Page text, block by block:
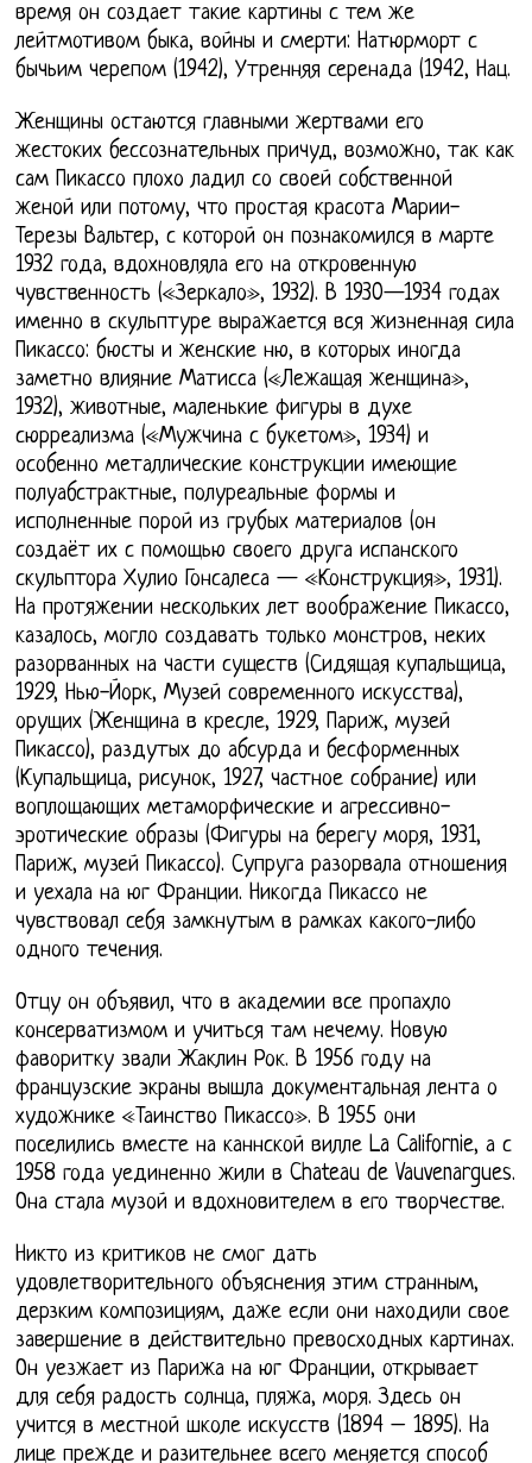
время он создает такие картины с тем же
лейтмотивом быка, войны и смерти: Натюрморт с
бычьим черепом (1942), Утренняя серенада (1942, Нац.
Женщины остаются главными жертвами его
жестоких бессознательных причуд, возможно, так как
сам Пикассо плохо ладил со своей собственной
женой или потому, что простая красота Марии-
Терезы Вальтер, с которой он познакомился в марте
1932 года, вдохновляла его на откровенную
чувственность («Зеркало», 1932). В 1930—1934 годах
именно в скульптуре выражается вся жизненная сила
Пикассо: бюсты и женские ню, в которых иногда
заметно влияние Матисса («Лежащая женщина»,
1932), животные, маленькие фигуры в духе
сюрреализма («Мужчина с букетом», 1934) и
особенно металлические конструкции имеющие
полуабстрактные, полуреальные формы и
исполненные порой из грубых материалов (он
создаёт их с помощью своего друга испанского
скульптора Хулио Гонсалеса — «Конструкция», 1931).
На протяжении нескольких лет воображение Пикассо,
казалось, могло создавать только монстров, неких
разорванных на части существ (Сидящая купальщица,
1929, Нью-Йорк, Музей современного искусства),
орущих (Женщина в кресле, 1929, Париж, музей
Пикассо), раздутых до абсурда и бесформенных
(Купальщица, рисунок, 1927, частное собрание) или
воплощающих метаморфические и агрессивно-
эротические образы (Фигуры на берегу моря, 1931,
Париж, музей Пикассо). Супруга разорвала отношения
и уехала на юг Франции. Никогда Пикассо не
чувствовал себя замкнутым в рамках какого-либо
одного течения.
Отцу он объявил, что в академии все пропахло
консерватизмом и учиться там нечему. Новую
фаворитку звали Жаклин Рок. В 1956 году на
французские экраны вышла документальная лента о
художнике «Таинство Пикассо». В 1955 они
поселились вместе на каннской вилле La Californie, а с
1958 года уединенно жили в Chateau de Vauvenargues.
Она стала музой и вдохновителем в его творчестве.
Никто из критиков не смог дать
удовлетворительного объяснения этим странным,
дерзким композициям, даже если они находили свое
завершение в действительно превосходных картинах.
Он уезжает из Парижа на юг Франции, открывает
для себя радость солнца, пляжа, моря. Здесь он
учится в местной школе искусств (1894 – 1895). На
лице прежде и разительнее всего меняется способ